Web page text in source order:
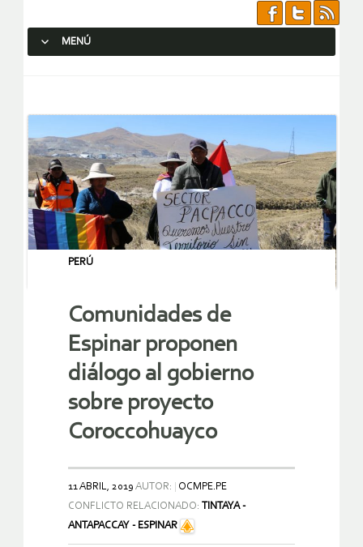
MENÚ
PERÚ
Comunidades de
Espinar proponen
diálogo al gobierno
sobre proyecto
Coroccohuayco
11 ABRIL, 2019 AUTOR:
OCMPE.PE
CONFLICTO RELACIONADO: TINTAYA -
ANTAPACCAY - ESPINAR